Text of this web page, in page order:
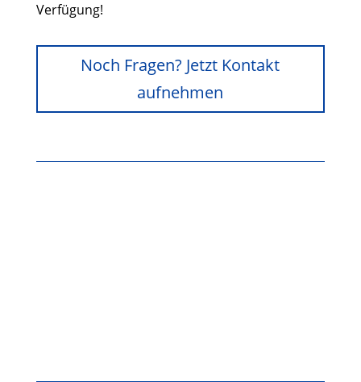
Verfügung!
Noch Fragen? Jetzt Kontakt
aufnehmen